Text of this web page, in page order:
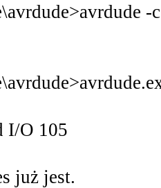
-
I/O 105
już jest.